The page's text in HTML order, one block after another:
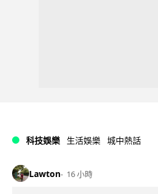
科技娛樂 生活娛樂 城中熱話
Lawton 16 小時